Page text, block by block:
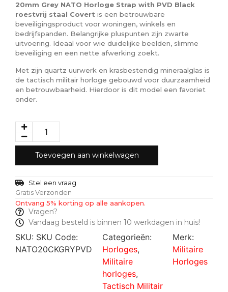
20mm Grey NATO Horloge Strap with PVD Black
roestvrij staal Covert is een betrouwbare
beveiligingsproduct voor woningen, winkels en
bedrijfspanden. Belangrijke pluspunten zijn zwarte
uitvoering. Ideaal voor wie duidelijke beelden, slimme
beveiliging en een nette afwerking zoekt.
Met zijn quartz uurwerk en krasbestendig mineraalglas is
de tactisch militair horloge gebouwd voor duurzaamheid
en betrouwbaarheid. Hierdoor is dit model een favoriet
onder.
Toevoegen aan winkelwagen
Stel een vraag
Gratis Verzonden
Ontvang 5% korting op alle aankopen.
Vragen?
Vandaag besteld is binnen 10 werkdagen in huis!
SKU: SKU Code:
NATO20CKGRYPVD
Categorieën:
Horloges,
Militaire
horloges,
Tactisch Militair
Merk:
Militaire
Horloges